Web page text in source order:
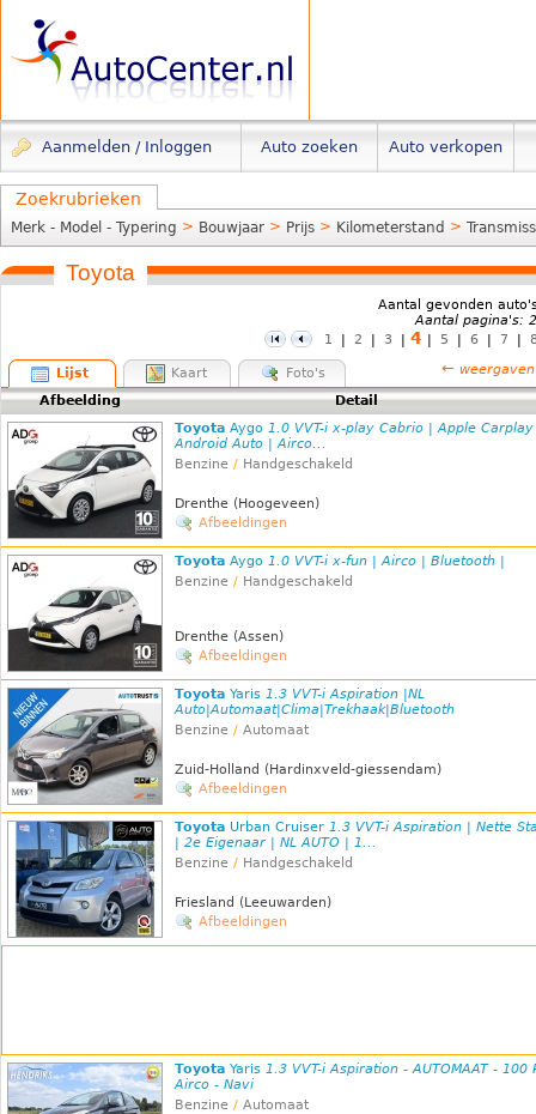
Aanmelden / Inloggen Auto zoeken Auto verkopen
Zoekrubrieken
Merk - Model - Typering > Bouwjaar > Prijs > Kilometerstand >
Toyota
Aantal gevonden
Aantal pagina's:
1
| 2 | 3 | 4 | 5 | 6 | 7 |
Lijst Kaart Foto's ← weergaven
Afbeelding
Detail
Toyota Aygo 1.0 VVT-i x-play Cabrio | Apple
Android Auto | Airco...
Benzine / Handgeschakeld
Drenthe (Hoogeveen)
Afbeeldingen
Toyota Aygo 1.0 VVT-i x-fun | Airco | Bluetooth |
Benzine / Handgeschakeld
Drenthe (Assen)
Afbeeldingen
Toyota Yaris 1.3 VVT-i Aspiration |NL
Auto|Automaat|Clima|Trekhaak|Bluetooth
Benzine / Automaat
Zuid-Holland (Hardinxveld-giessendam)
Afbeeldingen
Toyota Urban Cruiser 1.3 VVT-i Aspiration | Nette
| 2e Eigenaar | NL AUTO | 1...
Benzine / Handgeschakeld
Friesland (Leeuwarden)
Afbeeldingen
Toyota Yaris 1.3 VVT-i Aspiration - AUTOMAAT - 100
Airco - Navi
Benzine / Automaat